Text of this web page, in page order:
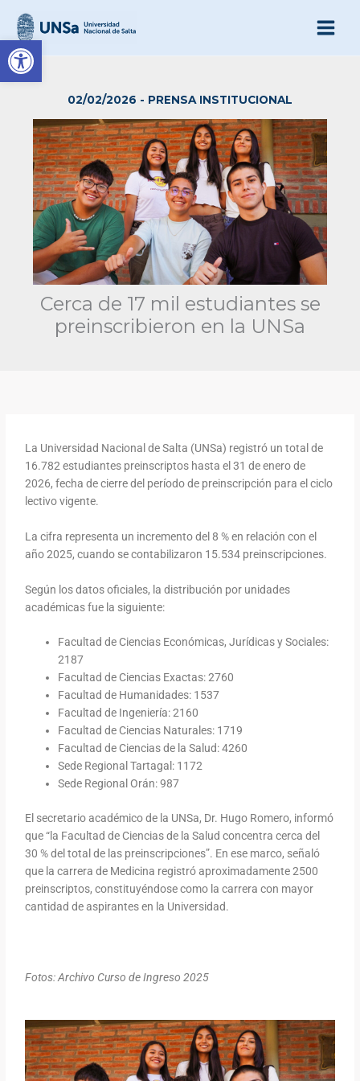
Abrir barra de
contenido
02/02/2026 - PRENSA INSTITUCIONAL
Cerca de 17 mil estudiantes se
preinscribieron en la UNSa
La Universidad Nacional de Salta (UNSa) registró un total de
16.782 estudiantes preinscriptos hasta el 31 de enero de
2026, fecha de cierre del período de preinscripción para el ciclo
lectivo vigente.
La cifra representa un incremento del 8 % en relación con el
año 2025, cuando se contabilizaron 15.534 preinscripciones.
Según los datos oficiales, la distribución por unidades
académicas fue la siguiente:
Facultad de Ciencias Económicas, Jurídicas y Sociales:
2187
Facultad de Ciencias Exactas: 2760
Facultad de Humanidades: 1537
Facultad de Ingeniería: 2160
Facultad de Ciencias Naturales: 1719
Facultad de Ciencias de la Salud: 4260
Sede Regional Tartagal: 1172
Sede Regional Orán: 987
El secretario académico de la UNSa, Dr. Hugo Romero, informó
que “la Facultad de Ciencias de la Salud concentra cerca del
30 % del total de las preinscripciones”. En ese marco, señaló
que la carrera de Medicina registró aproximadamente 2500
preinscriptos, constituyéndose como la carrera con mayor
cantidad de aspirantes en la Universidad.
Fotos: Archivo Curso de Ingreso 2025